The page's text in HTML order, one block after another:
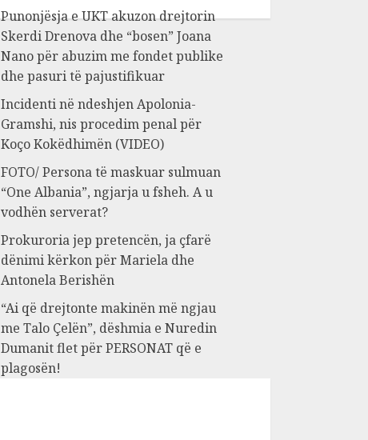
Punonjësja e UKT akuzon drejtorin
Skerdi Drenova dhe “bosen” Joana
Nano për abuzim me fondet publike
dhe pasuri të pajustifikuar
Incidenti në ndeshjen Apolonia-
Gramshi, nis procedim penal për
Koço Kokëdhimën (VIDEO)
FOTO/ Persona të maskuar sulmuan
“One Albania”, ngjarja u fsheh. A u
vodhën serverat?
Prokuroria jep pretencën, ja çfarë
dënimi kërkon për Mariela dhe
Antonela Berishën
“Ai që drejtonte makinën më ngjau
me Talo Çelën”, dëshmia e Nuredin
Dumanit flet për PERSONAT që e
plagosën!